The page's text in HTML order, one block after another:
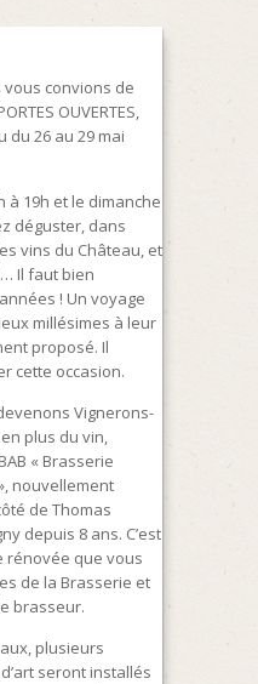
vous convions de
OUVERTES,
du 26 au 29 mai
à 19h et le dimanche
déguster, dans
vins du Château, et
Il faut bien
! Un voyage
millésimes à leur
proposé. Il
cette occasion.
Vignerons-
plus du vin,
« Brasserie
nouvellement
de Thomas
depuis 8 ans. C’est
rénovée que vous
de la Brasserie et
brasseur.
plusieurs
seront installés